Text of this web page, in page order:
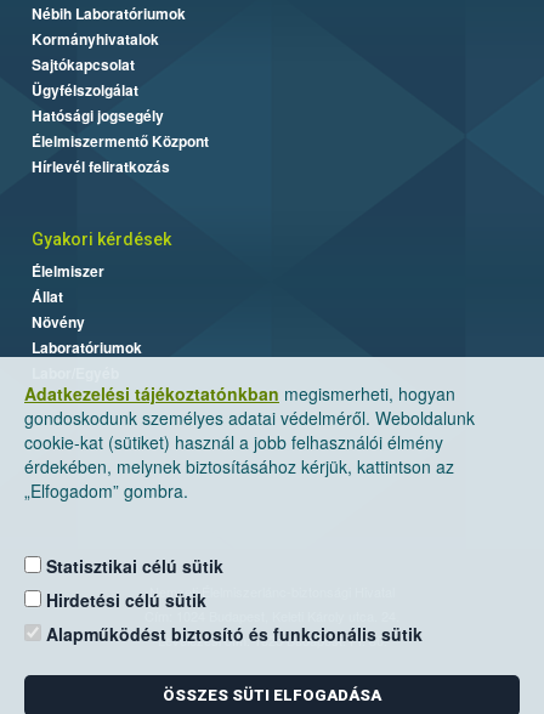
Adatkezelési tájékoztatónkban megismerheti, hogyan
gondoskodunk személyes adatai védelméről. Weboldalunk
cookie-kat (sütiket) használ a jobb felhasználói élmény
érdekében, melynek biztosításához kérjük, kattintson az
„Elfogadom” gombra.
Statisztikai célú sütik
Hirdetési célú sütik
Alapműködést biztosító és funkcionális sütik
ÖSSZES SÜTI ELFOGADÁSA
Nébih Laboratóriumok
Kormányhivatalok
Sajtókapcsolat
Ügyfélszolgálat
Hatósági jogsegély
Élelmiszermentő Központ
Hírlevél feliratkozás
Gyakori kérdések
Élelmiszer
Állat
Növény
Laboratóriumok
Nemzeti Élelmiszerlánc-biztonsági Hivatal
Levelezési cím: 1525 Budapest. Pf. 30.
E-mail:ugyfelszolgalat@nebih.gov.hu